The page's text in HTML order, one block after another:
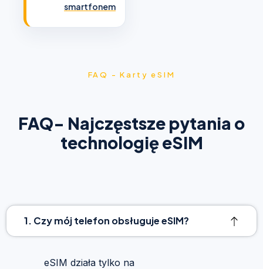
smartfonem
FAQ - Karty eSIM
FAQ- Najczęstsze pytania o
technologię eSIM
1. Czy mój telefon obsługuje eSIM?
eSIM działa tylko na